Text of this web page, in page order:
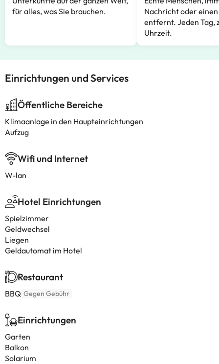
für alles, was Sie brauchen.
Nachricht oder
entfernt. Jeden Tag,
Uhrzeit.
Einrichtungen und Services
Öffentliche Bereiche
Klimaanlage in den Haupteinrichtungen
Aufzug
Wifi und Internet
W-lan
Hotel Einrichtungen
Spielzimmer
Geldwechsel
Liegen
Geldautomat im Hotel
Restaurant
BBQ Gegen Gebühr
Einrichtungen
Garten
Balkon
Solarium